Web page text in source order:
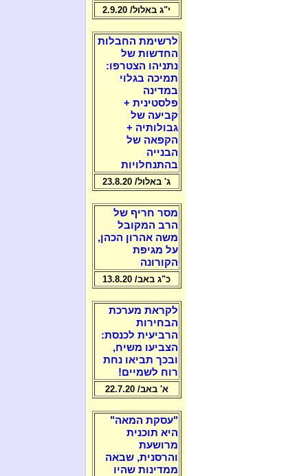
י"ג באלול/ 2.9.20
לרשימת החבלות
החדשות של
נתניהו הצטרפו:
תמיכה בגלוי
במדינה
פלסטינית +
קביעה של
גבולותיה +
הקפאה של
הבנייה
בהתנחלויות
ג' באלול/ 23.8.20
מסר חריף של
הרב המקובל
משה אהרון הכהן,
על מגיפת
הקורונה
כ"ג באב/ 13.8.20
לקראת מערכת
הבחירות
הרביעית לכנסת:
הצביעו משיח,
ובכך תביאו נחת
רוח לשמיים!
א' באב/ 22.7.20
"עסקת המאה"
היא תוכנית
מרושעת
והרסנית, שבאה
ממדינות שהיו